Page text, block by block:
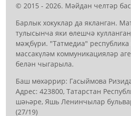
© 2015 - 2026. Мәйдан челтәр
Барлык хокуклар да якланган.
тулысынча яки өлешчә
мәҗбүри. "Татмедиа" республика
массакүләм коммуникацияләр
белән чыгарыла.
Баш мөхәррир: Гасыймова
Адрес: 423800, Татарстан
шәһәре, Яшь Ленинчылар
(27/19)